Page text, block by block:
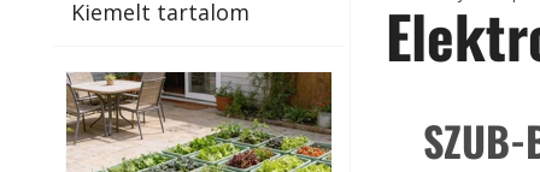
Kiemelt tartalom
SZUB-